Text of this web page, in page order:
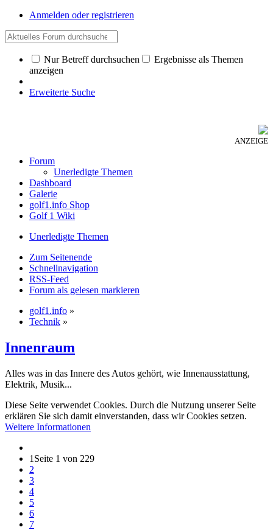
Anmelden oder registrieren
Nur Betreff durchsuchen
Ergebnisse als Themen
anzeigen
Erweiterte Suche
ANZEIGE
Forum
Unerledigte Themen
Dashboard
Galerie
golf1.info Shop
Golf 1 Wiki
Unerledigte Themen
Zum Seitenende
Schnellnavigation
RSS-Feed
Forum als gelesen markieren
golf1.info »
Technik »
Innenraum
Alles was in das Innere des Autos gehört, wie Innenausstattung,
Elektrik, Musik...
Diese Seite verwendet Cookies. Durch die Nutzung unserer Seite
erklären Sie sich damit einverstanden, dass wir Cookies setzen.
Weitere Informationen
1 Seite 1 von 229
2
3
4
5
6
7